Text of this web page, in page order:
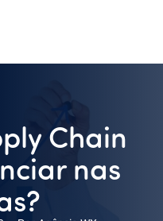
Chain
nas